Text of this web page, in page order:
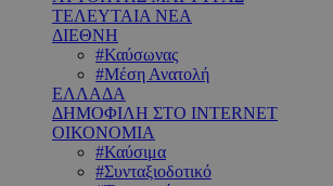
ΤΕΛΕΥΤΑΙΑ ΝΕΑ
ΔΙΕΘΝΗ
#Καύσωνας
#Μέση Ανατολή
ΕΛΛΑΔΑ
ΔΗΜΟΦΙΛΗ ΣΤΟ INTERNET
ΟΙΚΟΝΟΜΙΑ
#Καύσιμα
#Συνταξιοδοτικό